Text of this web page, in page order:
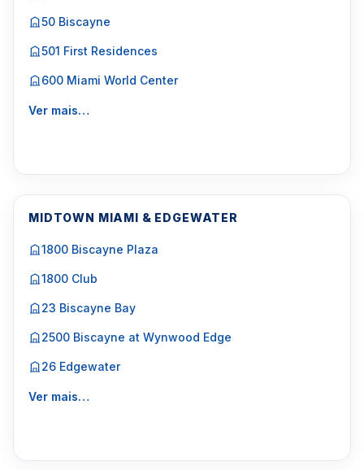
50 Biscayne
501 First Residences
600 Miami World Center
Ver mais…
MIDTOWN MIAMI & EDGEWATER
1800 Biscayne Plaza
1800 Club
23 Biscayne Bay
2500 Biscayne at Wynwood Edge
26 Edgewater
Ver mais…